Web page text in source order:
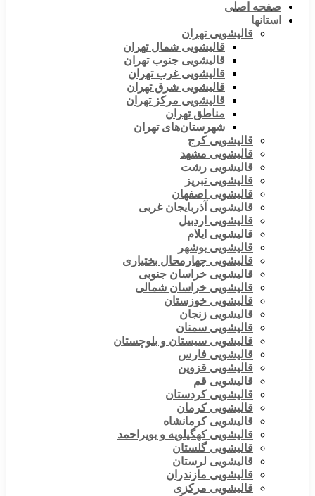
صفحه اصلی
استانها
قالیشویی تهران
قالیشویی شمال تهران
قالیشویی جنوب تهران
قالیشویی غرب تهران
قالیشویی شرق تهران
قالیشویی مرکز تهران
مناطق تهران
شهرستان‌های تهران
قالیشویی کرج
قالیشویی مشهد
قالیشویی رشت
قالیشویی تبریز
قالیشویی اصفهان
قالیشویی آذربایجان غربی
قالیشویی اردبیل
قالیشویی ایلام
قالیشویی بوشهر
قالیشویی چهارمحال بختیاری
قالیشویی خراسان جنوبی
قالیشویی خراسان شمالی
قالیشویی خوزستان
قالیشویی زنجان
قالیشویی سمنان
قالیشویی سیستان و بلوچستان
قالیشویی فارس
قالیشویی قزوین
قالیشویی قم
قالیشویی کردستان
قالیشویی کرمان
قالیشویی کرمانشاه
قالیشویی کهگیلویه و بویراحمد
قالیشویی گلستان
قالیشویی لرستان
قالیشویی مازندران
قالیشویی مرکزی